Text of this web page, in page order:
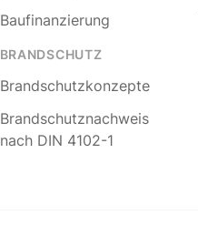
Baufinanzierung
BRANDSCHUTZ
Brandschutzkonzepte
Brandschutznachweis
nach DIN 4102-1